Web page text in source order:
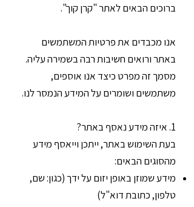
ברוכים הבאים לאתר "קרן קוך".
אנו מכבדים את פרטיות המשתמשים
באתר ורואים חשיבות רבה בשמירה עליה.
מסמך זה מפרט כיצד אנו אוספים,
משתמשים ושומרים על המידע הנמסר לנו.
1. איזה מידע נאסף באתר?
בעת השימוש באתר, ייתכן וייאסף מידע
מהסוגים הבאים:
מידע שמוזן באופן יזום על ידך (כגון: שם,
טלפון, כתובת דוא"ל)